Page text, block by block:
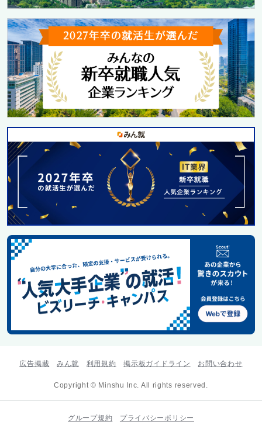
広告掲載 みん就 利用規約 掲示板ガイドライン お問い合わせ
Copyright © Minshu Inc. All rights reserved.
グループ規約 プライバシーポリシー